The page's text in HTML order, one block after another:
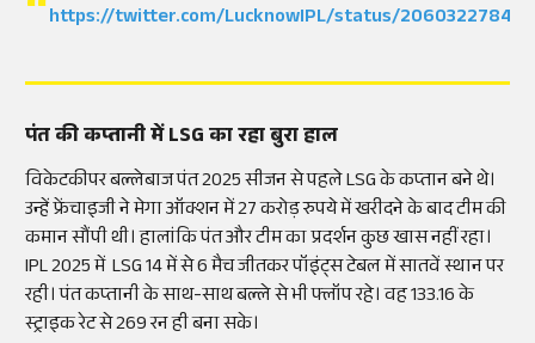
https://twitter.com/LucknowIPL/status/
पंत की कप्तानी में LSG का रहा बुरा हाल
विकेटकीपर बल्लेबाज पंत 2025 सीजन से पहले LSG के कप्तान बने थे।
उन्हें फ्रेंचाइजी ने मेगा ऑक्शन में 27 करोड़ रुपये में खरीदने के बाद टीम की
कमान सौंपी थी। हालांकि पंत और टीम का प्रदर्शन कुछ खास नहीं रहा।
IPL 2025 में LSG 14 में से 6 मैच जीतकर पॉइंट्स टेबल में सातवें स्थान पर
रही। पंत कप्तानी के साथ-साथ बल्ले से भी फ्लॉप रहे। वह 133.16 के
स्ट्राइक रेट से 269 रन ही बना सके।